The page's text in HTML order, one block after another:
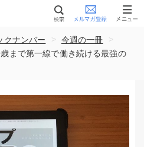
クナンバー > 今週の一冊
>
まで第一線で働き続ける最強の